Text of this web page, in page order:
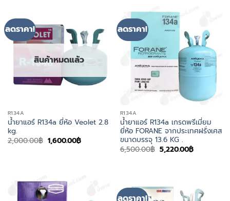
ลดราคา!
สินค้าหมดแล้ว
R134A
น้ำยาแอร์ R134a ยี่ห้อ Veolet 2.8
kg.
2,000.00฿ Original
price
1,600.00฿Current
price
ลดราคา!
R134A
น้ำยาแอร์ R134a เกรดพรีเมี่ยม
ยี่ห้อ FORANE จากประเทศฝรั่งเศส
ขนาดบรรจุ 13.6 KG .
6,500.00฿ Original
price
5,220.00฿Current
price
ลดราคา!